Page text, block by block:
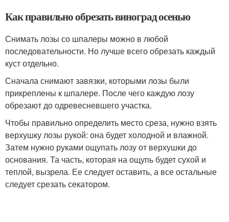
Как правильно обрезать виноград осенью
Снимать лозы со шпалеры можно в любой
последовательности. Но лучше всего обрезать каждый
куст отдельно.
Сначала снимают завязки, которыми лозы были
прикреплены к шпалере. После чего каждую лозу
обрезают до одревесневшего участка.
Чтобы правильно определить место среза, нужно взять
верхушку лозы рукой: она будет холодной и влажной.
Затем нужно руками ощупать лозу от верхушки до
основания. Та часть, которая на ощупь будет сухой и
теплой, вызрела. Ее следует оставить, а все остальные
следует срезать секатором.